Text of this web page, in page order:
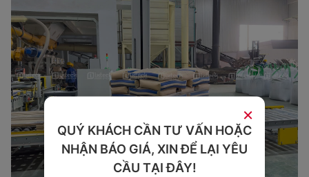
×
QUÝ KHÁCH CẦN TƯ VẤN HOẶC
NHẬN BÁO GIÁ, XIN ĐỂ LẠI YÊU
CẦU TẠI ĐÂY!